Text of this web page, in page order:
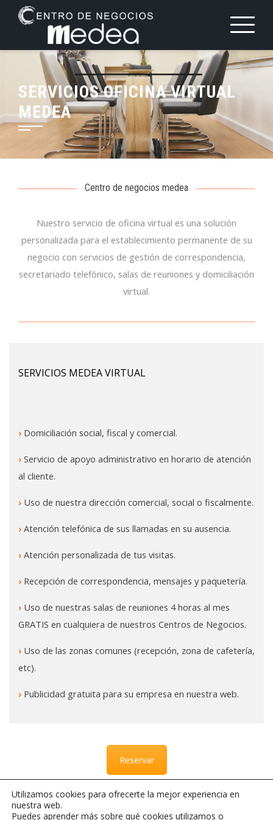
Saltar
SERVICIOS OFICINA VIRTUAL
MEDEA
Centro de negocios medea
Nuestro servicio de oficina virtual es una solución
personalizada para el establecimiento permanente de su
negocio con servicios de gestión de correspondencia,
secretariado telefónico, salas de reuniones y domiciliación
virtual.
SERVICIOS MEDEA VIRTUAL
› Domiciliación social, fiscal y comercial.
› Servicio de apoyo administrativo en horario de atención
al cliente.
› Uso de nuestra dirección comercial, social o fiscalmente.
› Atención telefónica de sus llamadas en su ausencia.
› Atención personalizada de tus visitas.
› Recepción de correspondencia, mensajes y paquetería.
› Uso de nuestras salas de reuniones 4 horas al mes
GRATIS en cualquiera de nuestros Centros de Negocios.
› Uso de las zonas comunes (recepción, zona de cafetería,
etc).
› Publicidad gratuita para su empresa en nuestra web.
Reservar
Utilizamos cookies para ofrecerte la mejor experiencia en
nuestra web.
Puedes aprender más sobre qué cookies utilizamos o